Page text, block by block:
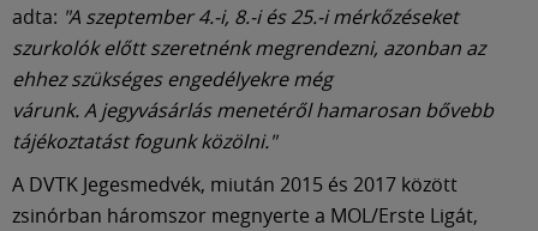
adta: "A szeptember 4.-i, 8.-i és 25.-i mérkőzéseket
szurkolók előtt szeretnénk megrendezni, azonban az
ehhez szükséges engedélyekre még
várunk. A jegyvásárlás menetéről hamarosan bővebb
tájékoztatást fogunk közölni."
A DVTK Jegesmedvék, miután 2015 és 2017 között
zsinórban háromszor megnyerte a MOL/Erste Ligát,